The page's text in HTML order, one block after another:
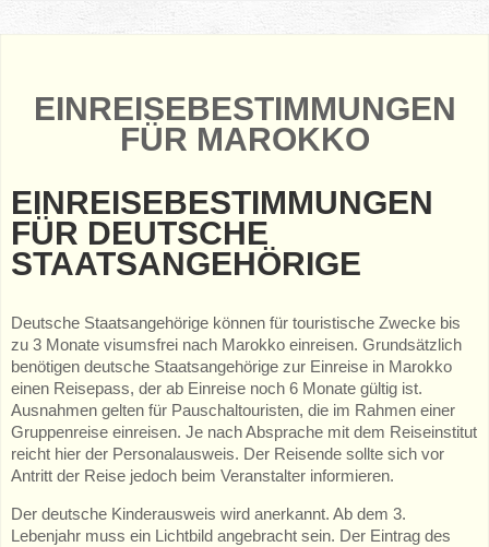
EINREISEBESTIMMUNGEN
FÜR MAROKKO
EINREISEBESTIMMUNGEN
FÜR DEUTSCHE
STAATSANGEHÖRIGE
Deutsche Staatsangehörige können für touristische Zwecke bis
zu 3 Monate visumsfrei nach Marokko einreisen. Grundsätzlich
benötigen deutsche Staatsangehörige zur Einreise in Marokko
einen Reisepass, der ab Einreise noch 6 Monate gültig ist.
Ausnahmen gelten für Pauschaltouristen, die im Rahmen einer
Gruppenreise einreisen. Je nach Absprache mit dem Reiseinstitut
reicht hier der Personalausweis. Der Reisende sollte sich vor
Antritt der Reise jedoch beim Veranstalter informieren.
Der deutsche Kinderausweis wird anerkannt. Ab dem 3.
Lebenjahr muss ein Lichtbild angebracht sein. Der Eintrag des